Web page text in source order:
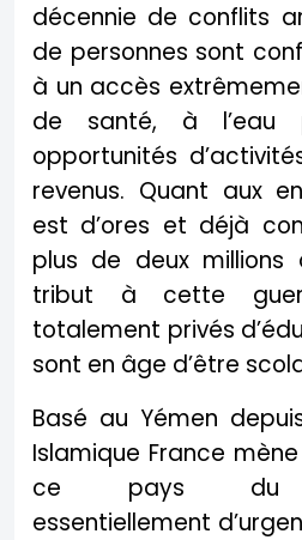
décennie de conflits
de personnes sont
à un accès
de santé, à l’eau
opportunités
revenus. Quant aux
est d’ores et déjà
plus de deux
tribut à cette
totalement privés
sont en âge d’être
Basé au Yémen
Islamique France
ce pays du
essentiellement